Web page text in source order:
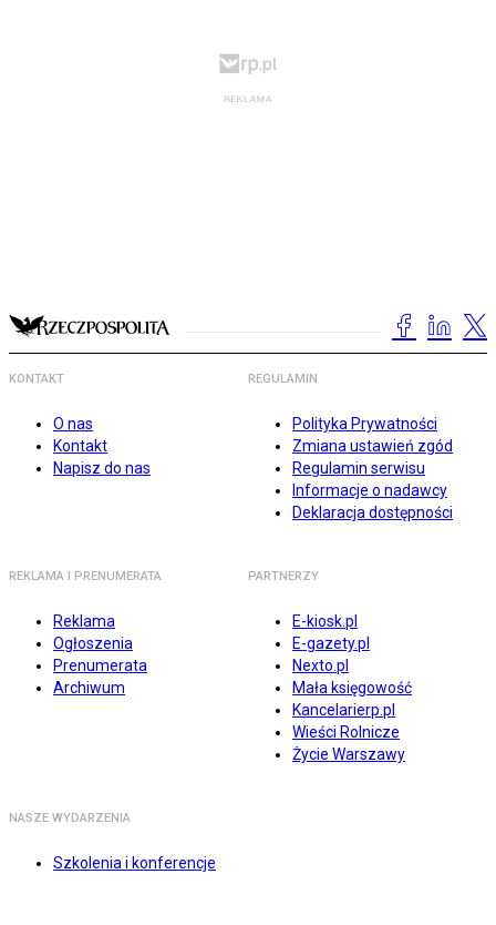
KONTAKT
O nas
Kontakt
Napisz do nas
REGULAMIN
Polityka Prywatności
Zmiana ustawień zgód
Regulamin serwisu
Informacje o nadawcy
Deklaracja dostępności
REKLAMA I PRENUMERATA
Reklama
Ogłoszenia
Prenumerata
Archiwum
PARTNERZY
E-kiosk.pl
E-gazety.pl
Nexto.pl
Mała księgowość
Kancelarierp.pl
Wieści Rolnicze
Życie Warszawy
NASZE WYDARZENIA
Szkolenia i konferencje